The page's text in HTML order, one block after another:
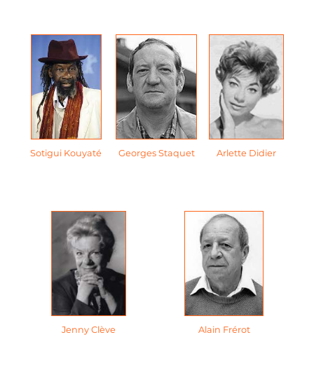
Sotigui Kouyaté Georges Staquet Arlette Didier
Jenny Clève Alain Frérot